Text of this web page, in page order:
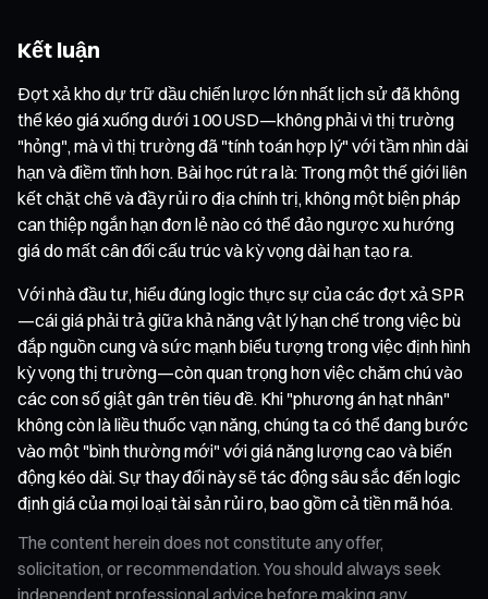
Kết luận
Đợt xả kho dự trữ dầu chiến lược lớn nhất lịch sử đã không
thể kéo giá xuống dưới 100 USD—không phải vì thị trường
"hỏng", mà vì thị trường đã "tính toán hợp lý" với tầm nhìn dài
hạn và điềm tĩnh hơn. Bài học rút ra là: Trong một thế giới liên
kết chặt chẽ và đầy rủi ro địa chính trị, không một biện pháp
can thiệp ngắn hạn đơn lẻ nào có thể đảo ngược xu hướng
giá do mất cân đối cấu trúc và kỳ vọng dài hạn tạo ra.
Với nhà đầu tư, hiểu đúng logic thực sự của các đợt xả SPR
—cái giá phải trả giữa khả năng vật lý hạn chế trong việc bù
đắp nguồn cung và sức mạnh biểu tượng trong việc định hình
kỳ vọng thị trường—còn quan trọng hơn việc chăm chú vào
các con số giật gân trên tiêu đề. Khi "phương án hạt nhân"
không còn là liều thuốc vạn năng, chúng ta có thể đang bước
vào một "bình thường mới" với giá năng lượng cao và biến
động kéo dài. Sự thay đổi này sẽ tác động sâu sắc đến logic
định giá của mọi loại tài sản rủi ro, bao gồm cả tiền mã hóa.
The content herein does not constitute any offer,
solicitation, or recommendation. You should always seek
independent professional advice before making any